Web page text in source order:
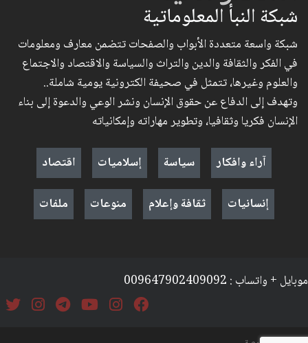
شبكة النبأ المعلوماتية
شبكة واسعة متعددة الأبواب والصفحات تتضمن معارف ومعلومات
في الفكر والثقافة والدين والتراث والسياسة والاقتصاد والاجتماع
والعلوم وغيرها، تتمثل في صحيفة الكترونية يومية شاملة..
وتهدف إلى الدفاع عن حقوق الإنسان ونشر الوعي والدعوة إلى بناء
الإنسان فكريا وثقافيا، وتطوير مهاراته وإمكانياته
آراء وافكار
سياسة إسلاميات
اقتصاد
إنسانيات
ثقافة وإعلام منوعات ملفات
موبايل + واتساب : 009647902409092